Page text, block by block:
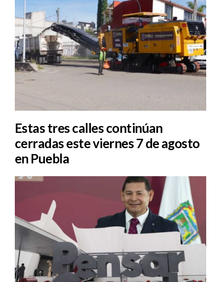
Estas tres calles continúan
cerradas este viernes 7 de agosto
en Puebla